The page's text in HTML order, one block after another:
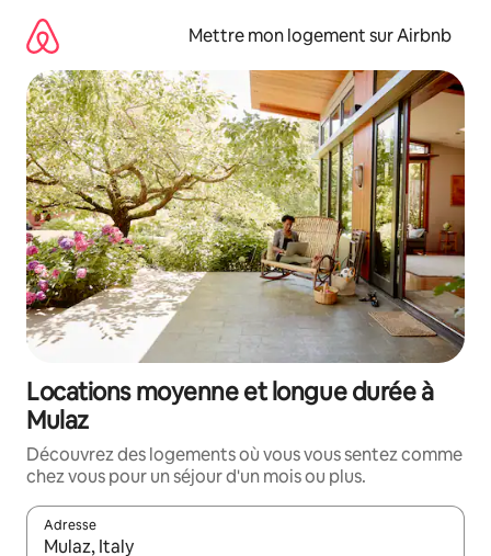
directement
contenu
Mettre mon logement sur Airbnb
Locations moyenne et longue durée à
Mulaz
Découvrez des logements où vous vous sentez comme
chez vous pour un séjour d'un mois ou plus.
Adresse
Lorsque les résultats s'affichent, utilisez les flèches vers le